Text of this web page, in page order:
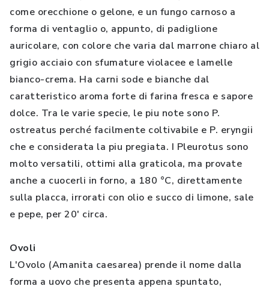
come orecchione o gelone, e un fungo carnoso a
forma di ventaglio o, appunto, di padiglione
auricolare, con colore che varia dal marrone chiaro al
grigio acciaio con sfumature violacee e lamelle
bianco-crema. Ha carni sode e bianche dal
caratteristico aroma forte di farina fresca e sapore
dolce. Tra le varie specie, le piu note sono P.
ostreatus perché facilmente coltivabile e P. eryngii
che e considerata la piu pregiata. I Pleurotus sono
molto versatili, ottimi alla graticola, ma provate
anche a cuocerli in forno, a 180 °C, direttamente
sulla placca, irrorati con olio e succo di limone, sale
e pepe, per 20' circa.
Ovoli
L'Ovolo (Amanita caesarea) prende il nome dalla
forma a uovo che presenta appena spuntato,